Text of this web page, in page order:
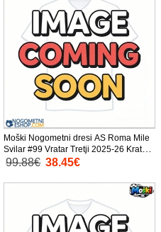
Moški Nogometni dresi AS Roma Mile
Svilar #99 Vratar Tretji 2025-26 Kratek
Rokav
99.88€ 38.45€